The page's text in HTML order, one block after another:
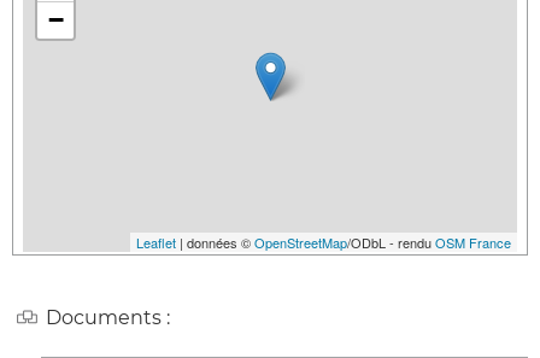
−
Leaflet | données ©OpenStreetMap/ODbL - renduOSM France
Documents :